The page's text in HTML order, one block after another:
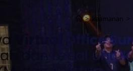
> keamanan >